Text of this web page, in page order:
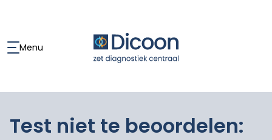
Menu
Test niet te beoordelen: